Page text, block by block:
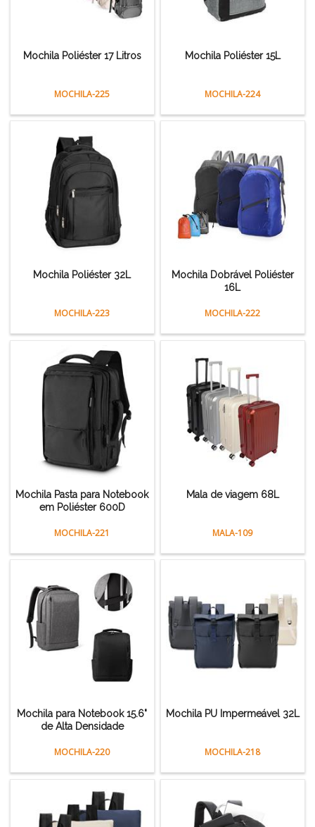
Mochila Poliéster 17 Litros
MOCHILA-225
Mochila Poliéster 15L
MOCHILA-224
Mochila Poliéster 32L
MOCHILA-223
Mochila Dobrável Poliéster
16L
MOCHILA-222
Mochila Pasta para Notebook
em Poliéster 600D
MOCHILA-221
Mala de viagem 68L
MALA-109
Mochila para Notebook 15.6"
de Alta Densidade
MOCHILA-220
Mochila PU Impermeável 32L
MOCHILA-218